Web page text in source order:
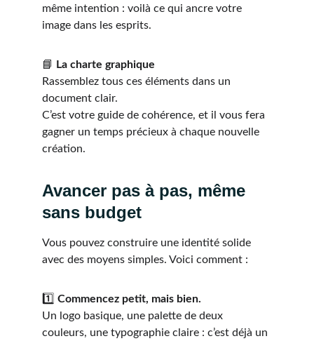
même intention : voilà ce qui ancre votre
image dans les esprits.
📘
La charte graphique
Rassemblez tous ces éléments dans un
document clair.
C’est votre guide de cohérence, et il vous fera
gagner un temps précieux à chaque nouvelle
création.
Avancer pas à pas, même
sans budget
Vous pouvez construire une identité solide
avec des moyens simples. Voici comment :
1️⃣ Commencez petit, mais bien.
Un logo basique, une palette de deux
couleurs, une typographie claire : c’est déjà un